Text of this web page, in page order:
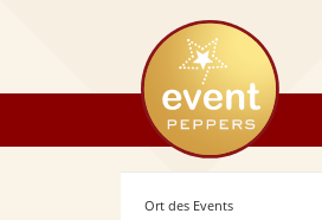
eventpeppers
Ort des Events
Radius